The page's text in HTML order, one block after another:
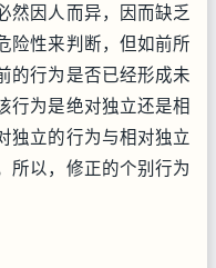
然因人而异，因而缺乏
险性来判断，但如前所
的行为是否已经形成未
行为是绝对独立还是相
独立的行为与相对独立
所以，修正的个别行为